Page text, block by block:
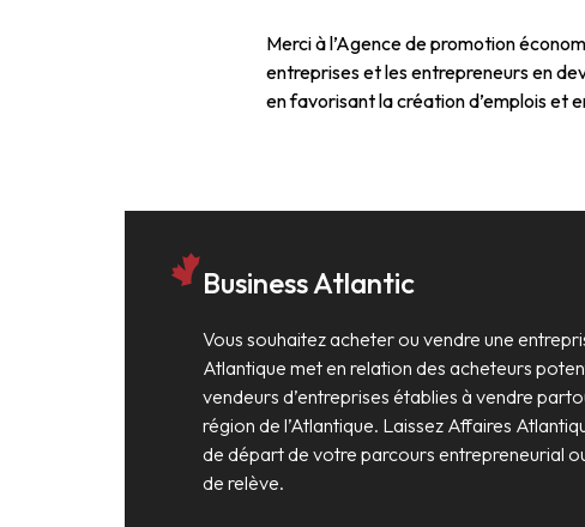
Merci à l’Agence de promotion
entreprises et les entrepreneurs en
en favorisant la création d’emplois et
Business Atlantic
Vous souhaitez acheter ou vendre une
Atlantique met en relation des acheteurs
vendeurs d’entreprises établies à vendre
région de l’Atlantique. Laissez Affaires
de départ de votre parcours entrepreneurial
de relève.